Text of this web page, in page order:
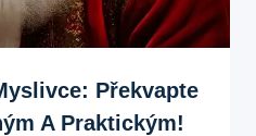
Překvapte
A Praktickým!